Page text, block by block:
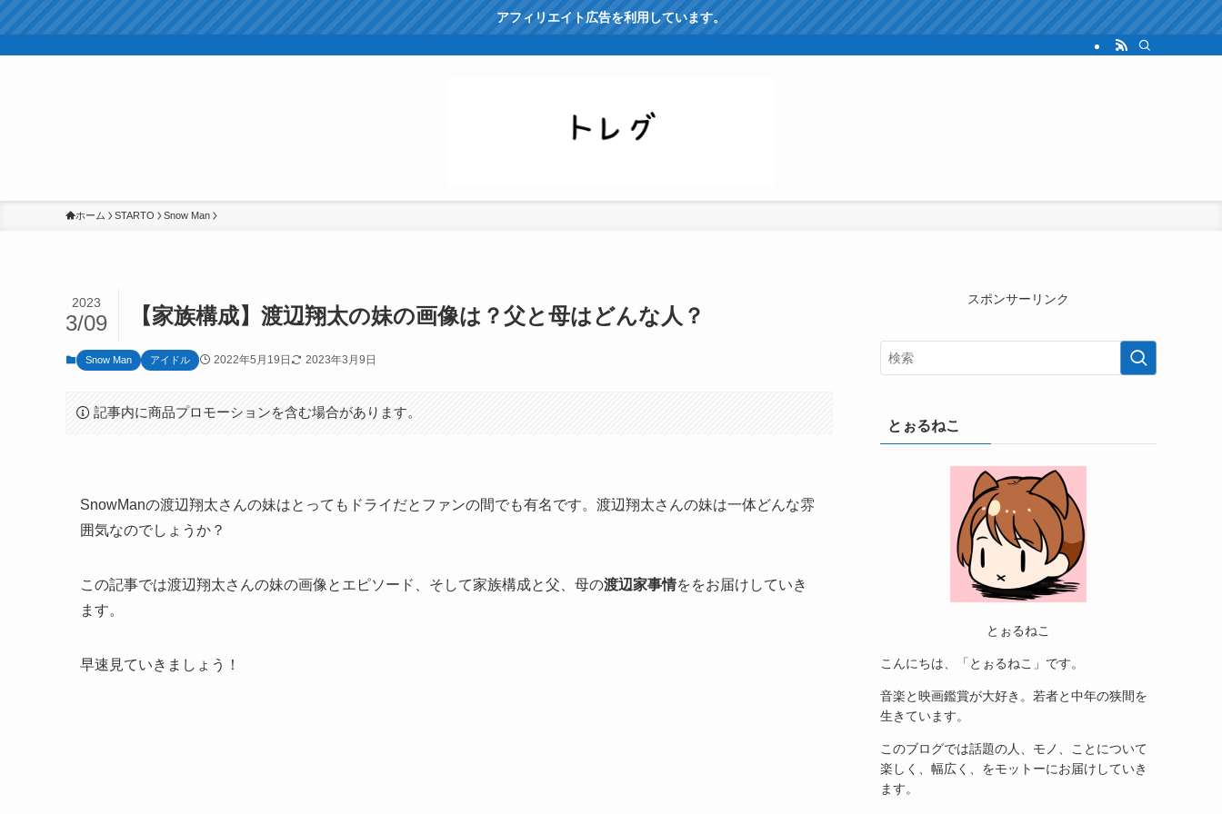
アフィリエイト広告を利用しています。
ホーム STARTO Snow Man
【家族構成】渡辺翔太の妹の画像は？父と母はどんな人？
2023
3/09
Snow Man アイドル 2022年5月19日 2023年3月9日
記事内に商品プロモーションを含む場合があります。
SnowManの渡辺翔太さんの妹はとってもドライだとファンの間でも有名です。渡辺翔太さんの妹は一体どんな雰
囲気なのでしょうか？
この記事では渡辺翔太さんの妹の画像とエピソード、そして家族構成と父、母の渡辺家事情ををお届けしていき
ます。
早速見ていきましょう！
スポンサーリンク
とぉるねこ
とぉるねこ
こんにちは、「とぉるねこ」です。
音楽と映画鑑賞が大好き。若者と中年の狭間を
生きています。
このブログでは話題の人、モノ、ことについて
楽しく、幅広く、をモットーにお届けしていき
ます。